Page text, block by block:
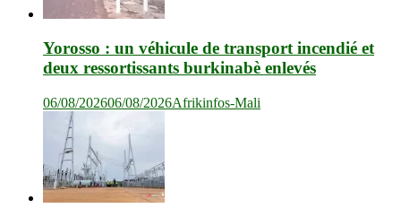
Yorosso : un véhicule de transport incendié et
deux ressortissants burkinabè enlevés
06/08/202606/08/2026Afrikinfos-Mali